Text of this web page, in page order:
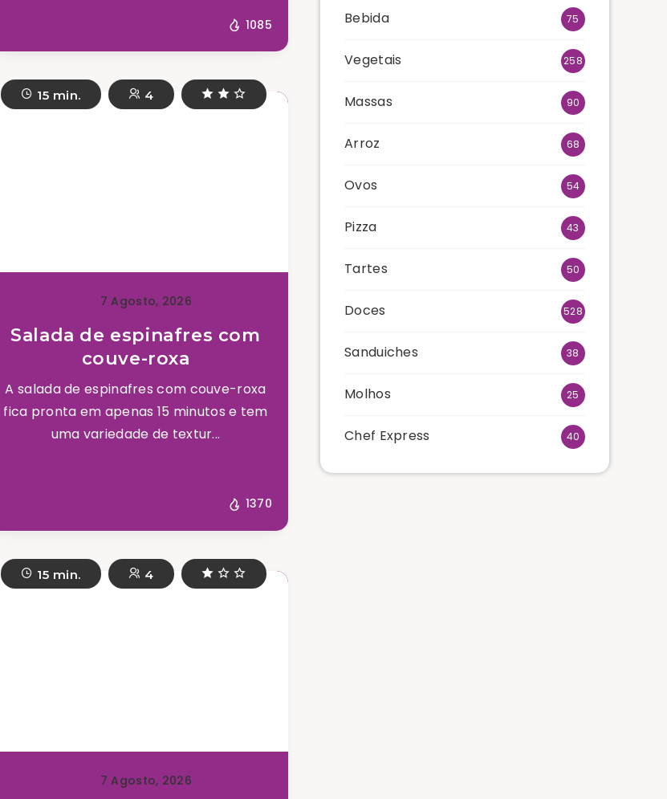
1085
15 min. 4
7 Agosto, 2026
Salada de espinafres com
couve-roxa
A salada de espinafres com couve-roxa
fica pronta em apenas 15 minutos e tem
uma variedade de textur...
1370
15 min. 4
7 Agosto, 2026
Bebida 75
Vegetais 258
Massas 90
Arroz 68
Ovos 54
Pizza 43
Tartes 50
Doces 528
Sanduiches 38
Molhos 25
Chef Express 40